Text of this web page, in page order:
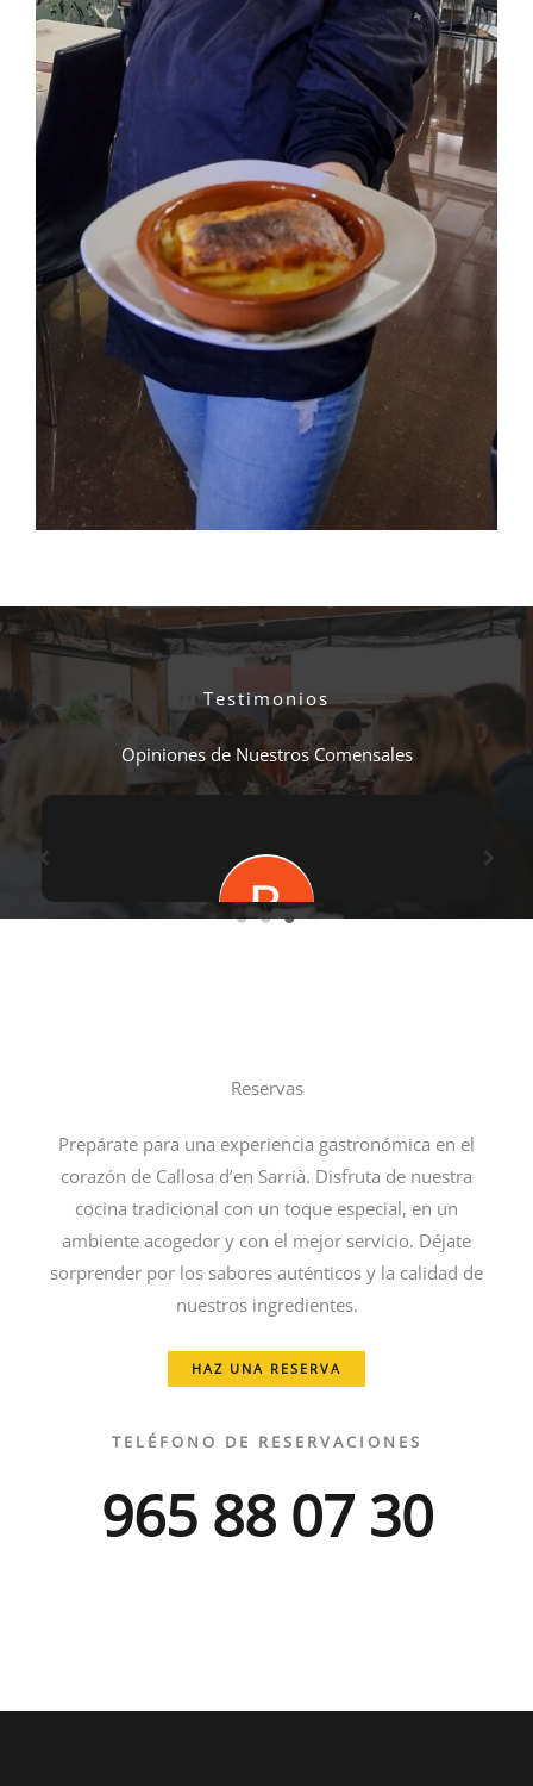
Testimonios
Opiniones de Nuestros Comensales
GOOGLE
Reservas
Prepárate para una experiencia gastronómica en el
corazón de Callosa d’en Sarrià. Disfruta de nuestra
cocina tradicional con un toque especial, en un
ambiente acogedor y con el mejor servicio. Déjate
sorprender por los sabores auténticos y la calidad de
nuestros ingredientes.
HAZ UNA RESERVA
TELÉFONO DE RESERVACIONES
965 88 07 30